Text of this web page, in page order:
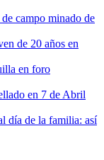
campo minado de
de 20 años en
en foro
en 7 de Abril
día de la familia: así